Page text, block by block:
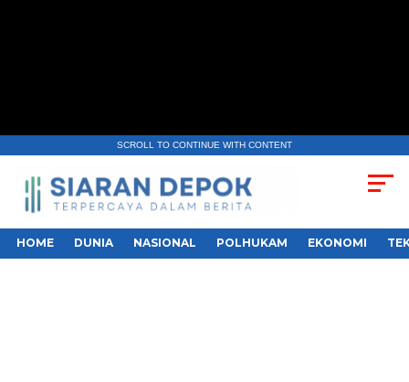
SCROLL TO CONTINUE WITH CONTENT
HOME DUNIA NASIONAL POLHUKAM EKONOMI